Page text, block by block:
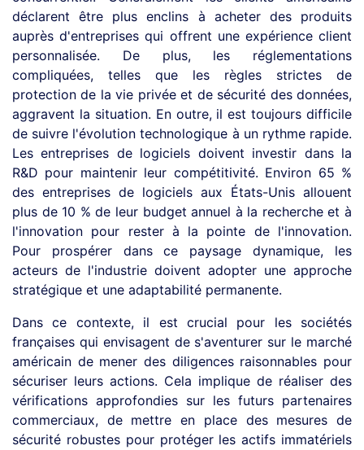
déclarent être plus enclins à acheter des produits
auprès d'entreprises qui offrent une expérience client
personnalisée. De plus, les réglementations
compliquées, telles que les règles strictes de
protection de la vie privée et de sécurité des données,
aggravent la situation. En outre, il est toujours difficile
de suivre l'évolution technologique à un rythme rapide.
Les entreprises de logiciels doivent investir dans la
R&D pour maintenir leur compétitivité. Environ 65 %
des entreprises de logiciels aux États-Unis allouent
plus de 10 % de leur budget annuel à la recherche et à
l'innovation pour rester à la pointe de l'innovation.
Pour prospérer dans ce paysage dynamique, les
acteurs de l'industrie doivent adopter une approche
stratégique et une adaptabilité permanente.
Dans ce contexte, il est crucial pour les sociétés
françaises qui envisagent de s'aventurer sur le marché
américain de mener des diligences raisonnables pour
sécuriser leurs actions. Cela implique de réaliser des
vérifications approfondies sur les futurs partenaires
commerciaux, de mettre en place des mesures de
sécurité robustes pour protéger les actifs immatériels